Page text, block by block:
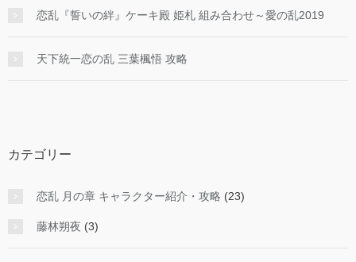
恋乱『誓いの絆』ケーキ殿 姫札 組み合わせ～愛の乱2019
天下統一恋の乱 三葉楓悟 攻略
カテゴリー
恋乱 月の章 キャラクター紹介・攻略 (23)
藤林朔夜 (3)